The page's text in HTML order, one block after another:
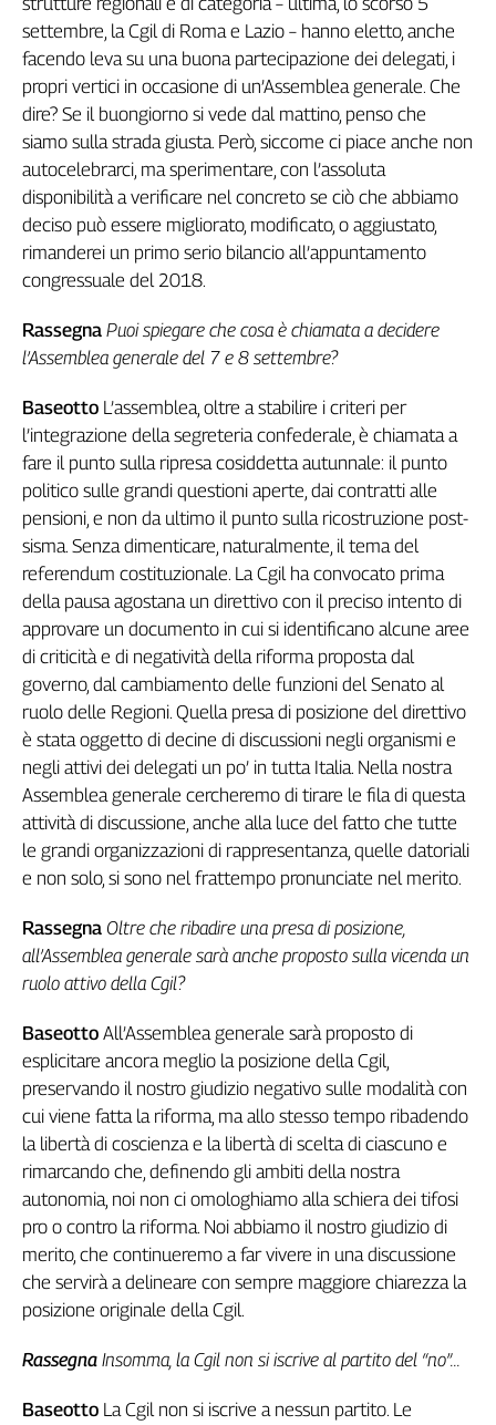
Cerca
Contatti
redazione
Newsletter
settembre, la Cgil di Roma e Lazio – hanno eletto, anche
facendo leva su una buona partecipazione dei delegati, i
propri vertici in occasione di un’Assemblea generale. Che
dire? Se il buongiorno si vede dal mattino, penso che
siamo sulla strada giusta. Però, siccome ci piace anche non
autocelebrarci, ma sperimentare, con l’assoluta
disponibilità a verificare nel concreto se ciò che abbiamo
deciso può essere migliorato, modificato, o aggiustato,
rimanderei un primo serio bilancio all’appuntamento
congressuale del 2018.
Rassegna Puoi spiegare che cosa è chiamata a decidere
l’Assemblea generale del 7 e 8 settembre?
Baseotto L’assemblea, oltre a stabilire i criteri per
l’integrazione della segreteria confederale, è chiamata a
fare il punto sulla ripresa cosiddetta autunnale: il punto
politico sulle grandi questioni aperte, dai contratti alle
pensioni, e non da ultimo il punto sulla ricostruzione post-
sisma. Senza dimenticare, naturalmente, il tema del
referendum costituzionale. La Cgil ha convocato prima
della pausa agostana un direttivo con il preciso intento di
approvare un documento in cui si identificano alcune aree
di criticità e di negatività della riforma proposta dal
governo, dal cambiamento delle funzioni del Senato al
ruolo delle Regioni. Quella presa di posizione del direttivo
è stata oggetto di decine di discussioni negli organismi e
negli attivi dei delegati un po’ in tutta Italia. Nella nostra
Assemblea generale cercheremo di tirare le fila di questa
attività di discussione, anche alla luce del fatto che tutte
le grandi organizzazioni di rappresentanza, quelle datoriali
e non solo, si sono nel frattempo pronunciate nel merito.
Rassegna Oltre che ribadire una presa di posizione,
all’Assemblea generale sarà anche proposto sulla vicenda un
ruolo attivo della Cgil?
Baseotto All’Assemblea generale sarà proposto di
esplicitare ancora meglio la posizione della Cgil,
preservando il nostro giudizio negativo sulle modalità con
cui viene fatta la riforma, ma allo stesso tempo ribadendo
la libertà di coscienza e la libertà di scelta di ciascuno e
rimarcando che, definendo gli ambiti della nostra
autonomia, noi non ci omologhiamo alla schiera dei tifosi
pro o contro la riforma. Noi abbiamo il nostro giudizio di
merito, che continueremo a far vivere in una discussione
che servirà a delineare con sempre maggiore chiarezza la
posizione originale della Cgil.
Rassegna Insomma, la Cgil non si iscrive al partito del “no”...
Baseotto La Cgil non si iscrive a nessun partito. Le